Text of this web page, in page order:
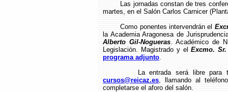
Las jornadas constan de tres
martes, en el Salón Carlos Carnicer
Como ponentes intervendrán el
la Academia Aragonesa de
Alberto Gil-Nogueras. Académico de
Legislación. Magistrado y elExcmo.
programa adjunto.
La entrada será libre para
cursos@reicaz.es, llamando al
completarse el aforo del salón.